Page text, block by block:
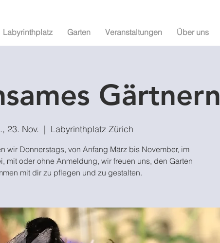
Labyrinthplatz Garten Veranstaltungen Über uns
Gärtnern
23. Nov.
  |
Labyrinthplatz Zürich
wir Donnerstags, von Anfang März bis November, im
mit oder ohne Anmeldung, wir freuen uns, den Garten